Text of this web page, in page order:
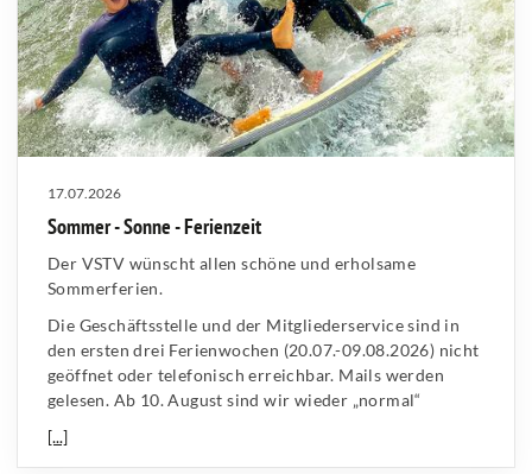
17.07.2026
Sommer - Sonne - Ferienzeit
Der VSTV wünscht allen schöne und erholsame
Sommerferien.
Die Geschäftsstelle und der Mitgliederservice sind in
den ersten drei Ferienwochen (20.07.-09.08.2026) nicht
geöffnet oder telefonisch erreichbar. Mails werden
gelesen. Ab 10. August sind wir wieder „normal“
[...]